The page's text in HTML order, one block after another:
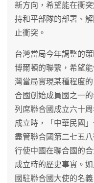
新方向，希望能在衝
持和平部隊的部署、
止衝突。
台灣當局今年調整的
博爾頓的聯繫，希望
灣當局實現某種程度
合國創始成員國之一
列席聯合國成立六十
成立時，「中華民國
盡管聯合國第二七五
行使中國在聯合國的
成立時的歷史事實。
國駐聯合國大使的名